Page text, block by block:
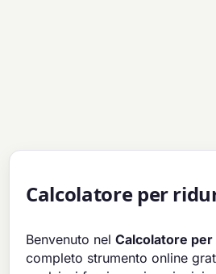
Calcolatore per
Benvenuto nelCalcolatore
completo strumento online